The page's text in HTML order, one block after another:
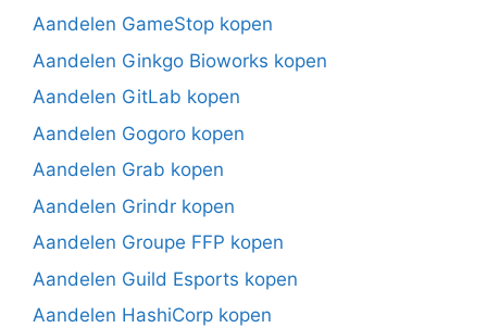
Aandelen GameStop kopen
Aandelen Ginkgo Bioworks kopen
Aandelen GitLab kopen
Aandelen Gogoro kopen
Aandelen Grab kopen
Aandelen Grindr kopen
Aandelen Groupe FFP kopen
Aandelen Guild Esports kopen
Aandelen HashiCorp kopen